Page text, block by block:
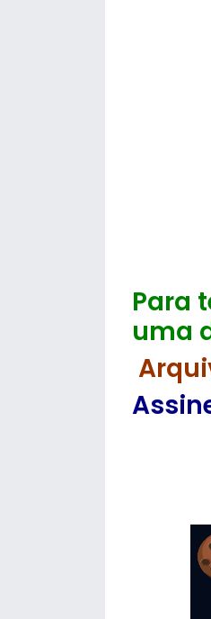
Para
uma